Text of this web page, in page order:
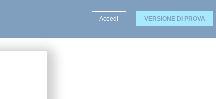
Accedi VERSIONE DI PROVA